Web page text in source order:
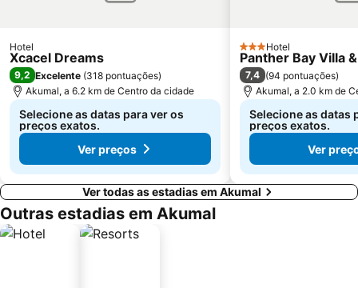
Hotel
Xcacel Dreams
9,2 Excelente (318 pontuações)
Akumal, a 6.2 km de Centro da cidade
Selecione as datas para ver os
preços exatos.
Ver preços
3 Estrelas
Hotel
Panther Bay Villa
7,4 (94 pontuações)
Akumal, a 2.0 km de
Selecione as datas
preços exatos.
Ver
Ver todas as estadias em Akumal
Outras estadias em Akumal